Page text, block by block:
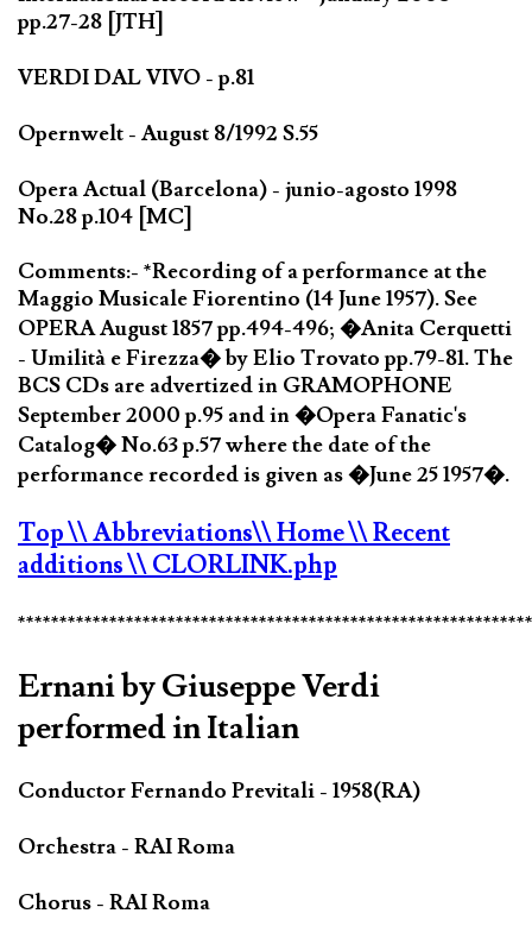
pp.27-28 [JTH]
VERDI DAL VIVO - p.81
Opernwelt - August 8/1992 S.55
Opera Actual (Barcelona) - junio-agosto 1998
No.28 p.104 [MC]
Comments:- *Recording of a performance at the
Maggio Musicale Fiorentino (14 June 1957). See
OPERA August 1857 pp.494-496; �Anita Cerquetti
- Umilità e Firezza� by Elio Trovato pp.79-81. The
BCS CDs are advertized in GRAMOPHONE
September 2000 p.95 and in �Opera Fanatic's
Catalog� No.63 p.57 where the date of the
performance recorded is given as �June 25 1957�.
Top\\ Abbreviations\\ Home\\ Recent
additions\\ CLORLINK.php
Ernani by Giuseppe Verdi
performed in Italian
Conductor Fernando Previtali - 1958(RA)
Orchestra - RAI Roma
Chorus - RAI Roma